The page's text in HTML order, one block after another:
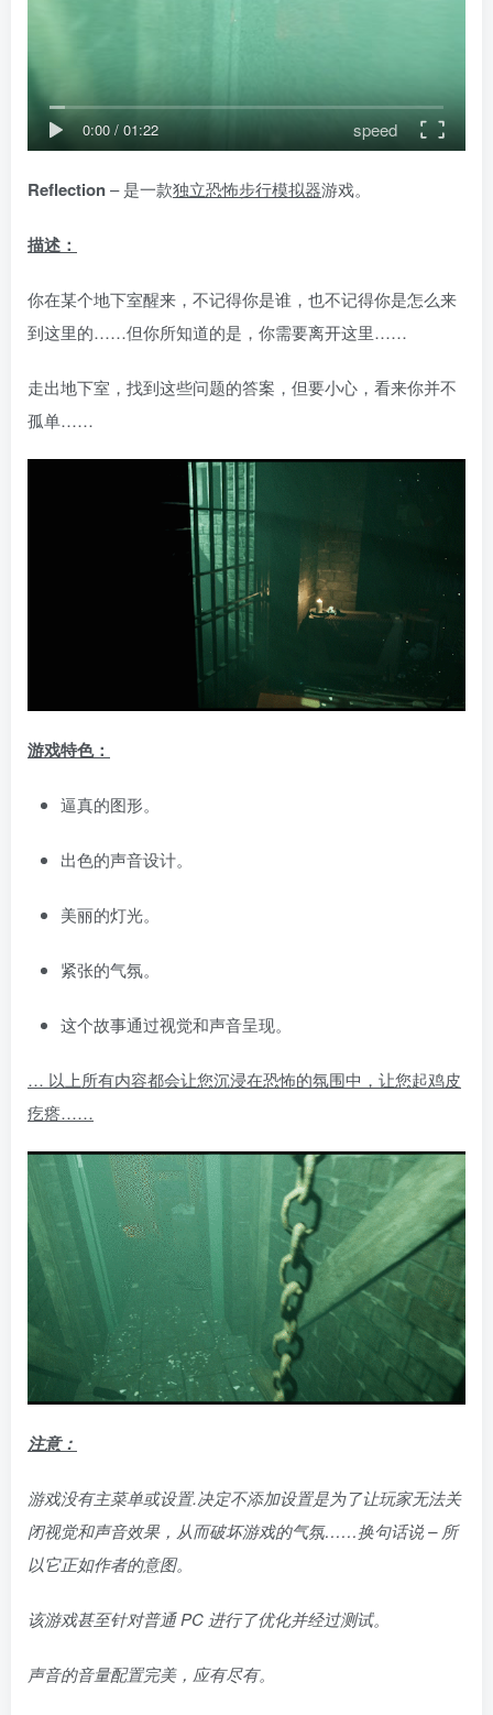
0:00 / 01:22 speed
Reflection– 是一款独立恐怖步行模拟器游戏。
描述：
你在某个地下室醒来，不记得你是谁，也不记得你是怎么来
到这里的……但你所知道的是，你需要离开这里……
走出地下室，找到这些问题的答案，但要小心，看来你并不
孤单……
游戏特色：
逼真的图形。
出色的声音设计。
美丽的灯光。
紧张的气氛。
这个故事通过视觉和声音呈现。
… 以上所有内容都会让您沉浸在恐怖的氛围中，让您起鸡皮
疙瘩……
注意：
游戏没有主菜单或设置.决定不添加设置是为了让玩家无法关
闭视觉和声音效果，从而破坏游戏的气氛……换句话说 – 所
以它正如作者的意图。
该游戏甚至针对普通 PC 进行了优化并经过测试。
声音的音量配置完美，应有尽有。